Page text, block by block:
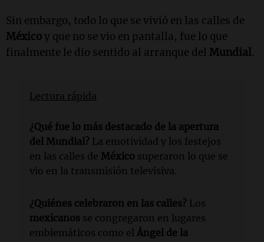
Sin embargo, todo lo que se vivió en las calles de
Méxicoy que no se vio en pantalla, fue lo que
finalmente le dio sentido al arranque del Mundial.
Lectura rápida
¿Qué fue lo más destacado de la apertura
del Mundial? La emotividad y los festejos
en las calles de México superaron lo que se
vio en la transmisión televisiva.
¿Quiénes celebraron en las calles? Los
mexicanos se congregaron en lugares
emblemáticos como el Ángel de la